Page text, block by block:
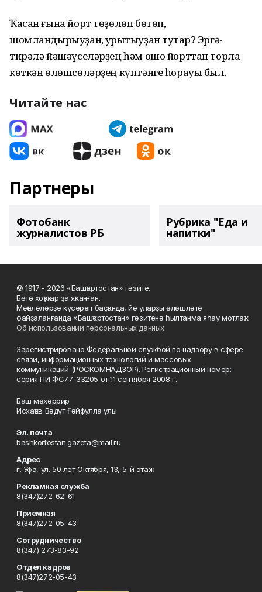
Ҡасан ғына йорт төҙөлөп бөтөп,
шомландырыуҙан, ҡурҡытыуҙан туҡтар? Эргә-
тирәлә йәшәүселәрҙең һәм ошо йорттан торлаҡ
көткән өлөшсөләрҙең күптәнге һорауы был.
Читайте нас
Партнеры
Фотобанк
журналистов РБ
Рубрика "Еда и
напитки"
© 1917 - 2026 «Башҡортостан» гәзите.
Бөтә хоҡуҡтар ҙа яҡланған.
Мәҡәләләрҙе күсереп баҫҡанда, йә уларҙы өлөшләтә
файҙаланғанда «Башҡортостан» гәзитенә һылтанма яһау мотлаҡ.
Об использовании персональных данных
Зарегистрировано Федеральной службой по надзору в сфере
связи, информационных технологий и массовых
коммуникаций (РОСКОМНАДЗОР). Регистрационный номер:
серия ПИ ФС77-33205 от 11 сентября 2008 г.
Баш мөхәррир
Исхаҡов Вәдүт Ғәйфулла улы
Эл. почта
bashkortostan.gazeta@mail.ru
Адрес
г. Уфа, ул. 50 лет Октября, 13, 5-й этаж
Рекламная служба
8(347)272-62-61
Приемная
8(347)272-05-43
Сотрудничество
8(347) 273-83-92
Отдел кадров
8(347)272-05-43